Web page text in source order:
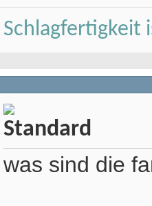
Schlagfertigkeit
was sind die